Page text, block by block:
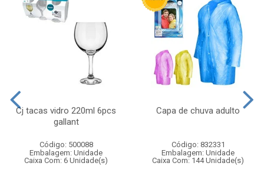
Cj tacas vidro 220ml 6pcs
gallant
Código: 500088
Embalagem: Unidade
Caixa Com: 6 Unidade(s)
Capa de chuva adulto
Código: 832331
Embalagem: Unidade
Caixa Com: 144 Unidade(s)